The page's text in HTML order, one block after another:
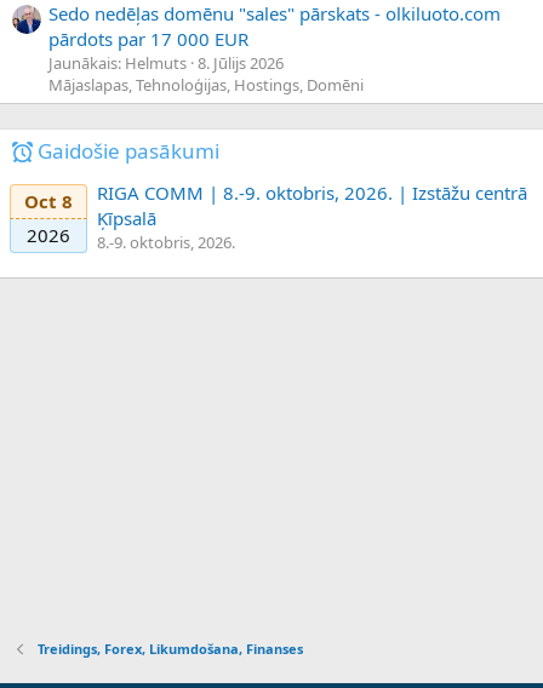
Sedo nedēļas domēnu "sales" pārskats - olkiluoto.com
pārdots par 17 000 EUR
Jaunākais: Helmuts 8. Jūlijs 2026
Mājaslapas, Tehnoloģijas, Hostings, Domēni
Gaidošie pasākumi
Oct 8
2026
RIGA COMM | 8.-9. oktobris, 2026. | Izstāžu centrā
Ķīpsalā
8.-9. oktobris, 2026.
Treidings, Forex, Likumdošana, Finanses